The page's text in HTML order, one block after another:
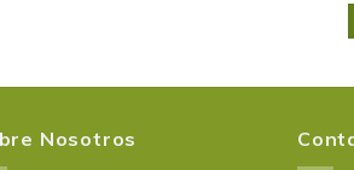
Nosotros